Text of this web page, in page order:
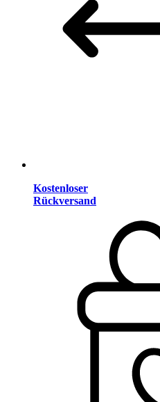
Kostenloser
Rückversand